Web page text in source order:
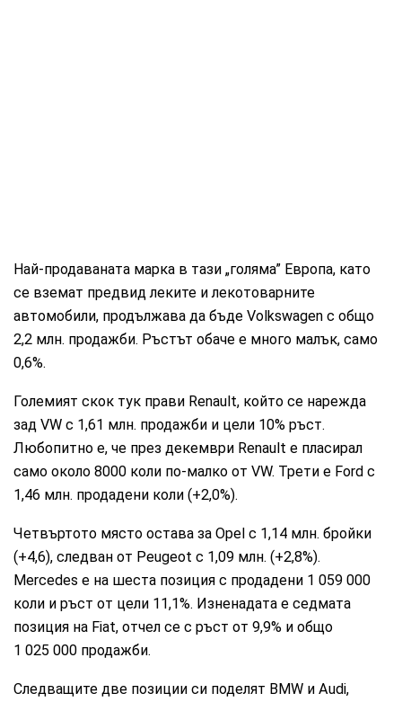
Най-продаваната марка в тази „голяма” Европа, като
се вземат предвид леките и лекотоварните
автомобили, продължава да бъде Volkswagen с общо
2,2 млн. продажби. Ръстът обаче е много малък, само
0,6%.
Големият скок тук прави Renault, който се нарежда
зад VW с 1,61 млн. продажби и цели 10% ръст.
Любопитно е, че през декември Renault е пласирал
само около 8000 коли по-малко от VW. Трети е Ford с
1,46 млн. продадени коли (+2,0%).
Четвъртото място остава за Opel с 1,14 млн. бройки
(+4,6), следван от Peugeot с 1,09 млн. (+2,8%).
Mercedes е на шеста позиция с продадени 1 059 000
коли и ръст от цели 11,1%. Изненадата е седмата
позиция на Fiat, отчел се с ръст от 9,9% и общо
1 025 000 продажби.
Следващите две позиции си поделят BMW и Audi,